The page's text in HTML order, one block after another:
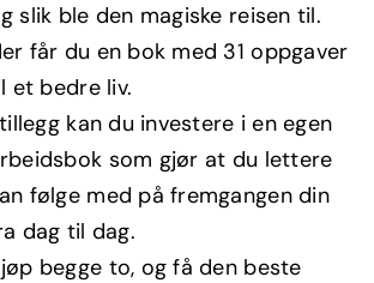
slik ble den magiske reisen til.
får du en bok med 31 oppgaver
et bedre liv.
kan du investere i en egen
som gjør at du lettere
følge med på fremgangen din
dag til dag.
begge to, og få den beste